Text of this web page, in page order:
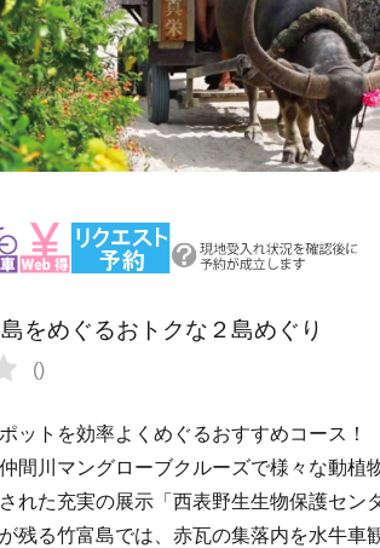
をめぐるおトクな２島めぐり
ットを効率よくめぐるおすすめコース！
間川マングローブクルーズで様々な動植
れた充実の展示「西表野生生物保護セン
残る竹富島では、赤瓦の集落内を水牛車観